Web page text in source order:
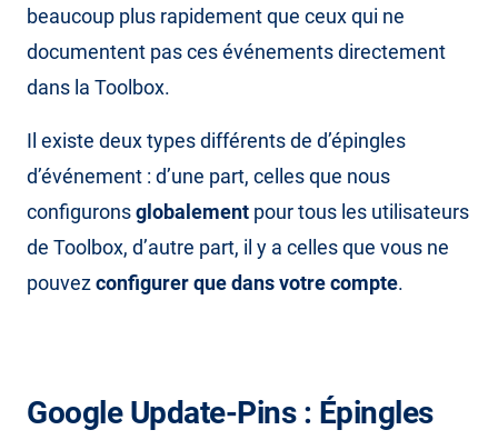
beaucoup plus rapidement que ceux qui ne
documentent pas ces événements directement
dans la Toolbox.
Il existe deux types différents de d’épingles
d’événement : d’une part, celles que nous
configuronsglobalement pour tous les utilisateurs
de Toolbox, d’autre part, il y a celles que vous ne
pouvezconfigurer que dans votre compte.
Google Update-Pins : Épingles